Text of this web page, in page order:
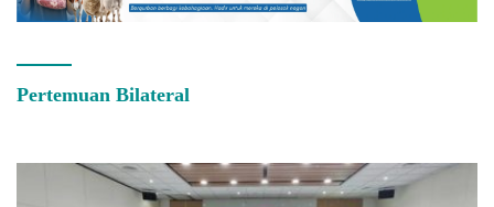
Pertemuan Bilateral